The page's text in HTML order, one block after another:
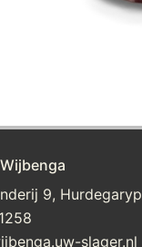
9, Hurdegaryp
slager.nl